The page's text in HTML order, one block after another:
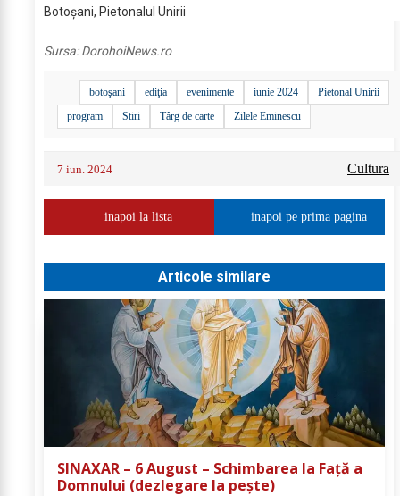
Botoșani, Pietonalul Unirii
Sursa:DorohoiNews.ro
botoşani ediţia evenimente iunie 2024
Pietonal Unirii
program
Stiri Târg de carte Zilele Eminescu
7 iun. 2024 Cultura
inapoi la lista inapoi pe prima pagina
Articole similare
SINAXAR – 6 August – Schimbarea la Față a
Domnului (dezlegare la peşte)